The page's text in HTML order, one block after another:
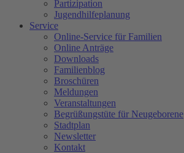
Partizipation
Jugendhilfeplanung
Service
Online-Service für Familien
Online Anträge
Downloads
Familienblog
Broschüren
Meldungen
Veranstaltungen
Begrüßungstüte für Neugeborene
Stadtplan
Newsletter
Kontakt